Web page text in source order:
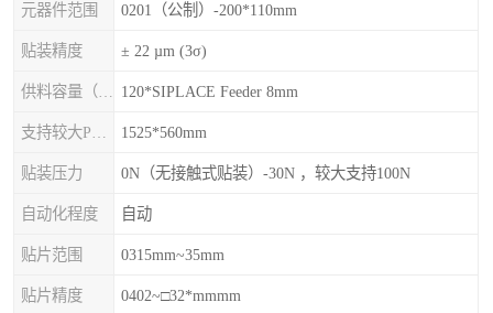
元器件范围 0201（公制）-200*110mm
贴装精度 ± 22 µm (3σ)
120*SIPLACE Feeder 8mm
1525*560mm
贴装压力 0N（无接触式贴装）-30N ，较大支持100N
自动化程度 自动
贴片范围 0315mm~35mm
贴片精度 0402~□32*mmmm